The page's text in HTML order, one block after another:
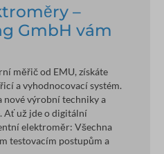
–
GmbH vám
měřič od EMU, získáte
a vyhodnocovací systém.
nové výrobní techniky a
Ať už jde o digitální
elektroměr: Všechna
testovacím postupům a